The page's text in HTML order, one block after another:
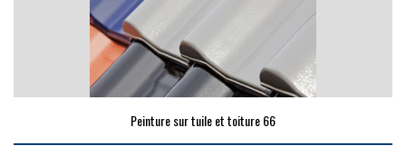
Peinture sur tuile et toiture 66